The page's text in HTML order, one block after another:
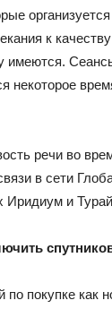
к
имеются.
некоторое
речи во
в сети
Иридиум и
по покупке как